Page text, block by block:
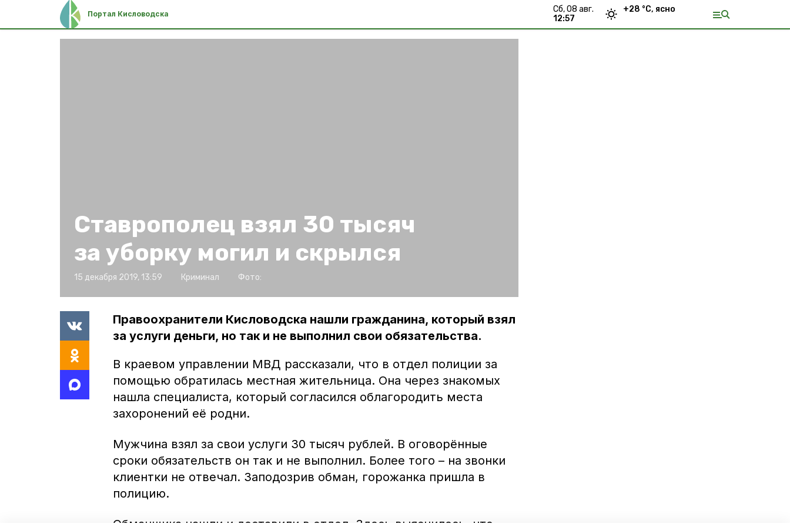
Портал Кисловодска
сб, 08 авг.
12:57
+28 °С, ясно
Ставрополец взял 30 тысяч
за уборку могил и скрылся
15 декабря 2019, 13:59 Криминал Фото:
Правоохранители Кисловодска нашли гражданина, который взял
за услуги деньги, но так и не выполнил свои обязательства.
В краевом управлении МВД рассказали, что в отдел полиции за
помощью обратилась местная жительница. Она через знакомых
нашла специалиста, который согласился облагородить места
захоронений её родни.
Мужчина взял за свои услуги 30 тысяч рублей. В оговорённые
сроки обязательств он так и не выполнил. Более того – на звонки
клиентки не отвечал. Заподозрив обман, горожанка пришла в
полицию.
Обманщика нашли и доставили в отдел. Здесь выяснилось, что